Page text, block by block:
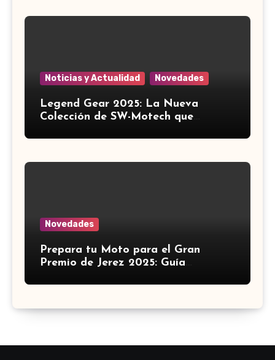
Noticias y Actualidad Novedades
Legend Gear 2025: La Nueva
Colección de SW-Motech que
Motocicletas ?️
Novedades
Prepara tu Moto para el Gran
Premio de Jerez 2025: Guía